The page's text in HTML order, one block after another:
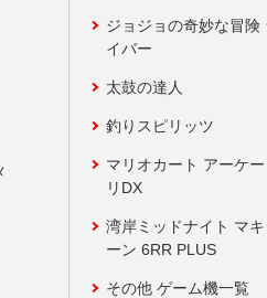
ジョジョの奇妙な冒険
イバー
太鼓の達人
釣りスピリッツ
マリオカート アーケ
リDX
湾岸ミッドナイト マキ
ーン 6RR PLUS
その他 ゲーム機一覧